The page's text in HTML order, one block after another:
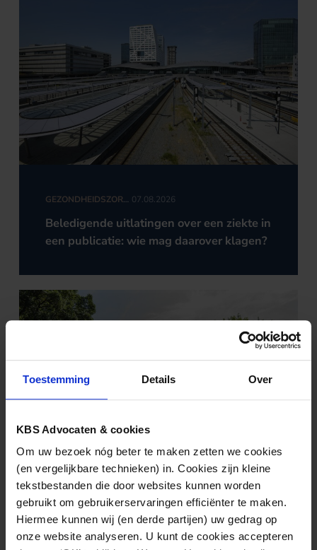
Toestemming Details Over
KBS Advocaten & cookies
Om uw bezoek nóg beter te maken zetten we cookies
(en vergelijkbare technieken) in. Cookies zijn kleine
tekstbestanden die door websites kunnen worden
gebruikt om gebruikerservaringen efficiënter te maken.
Hiermee kunnen wij (en derde partijen) uw gedrag op
onze website analyseren. U kunt de cookies accepteren
GEZONDHEIDSZORG
TUCHTRECHT
07.08.2026
Beledigende uitlatingen over een ziekte in
een publicatie: wie mag daarover klagen?
AANSPRAKELIJKHEIDSRECHT31.07.2026
Wanneer begint de verjaring van een